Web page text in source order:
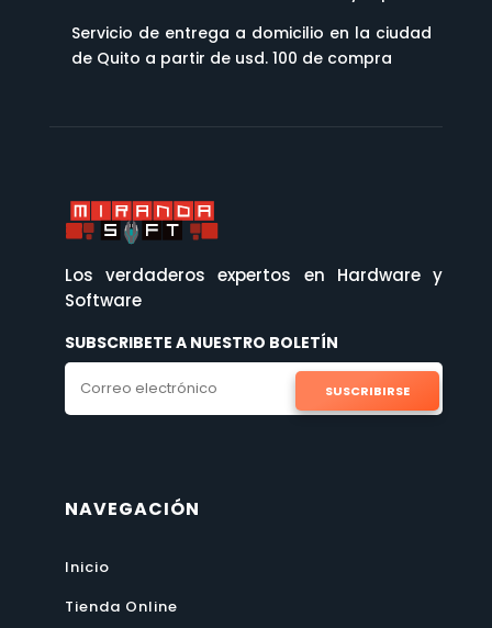
Servicio de entrega a domicilio en la ciudad
de Quito a partir de usd. 100 de compra
Los verdaderos expertos en Hardware y
Software
SUBSCRIBETE A NUESTRO BOLETÍN
SUSCRIBIRSE
NAVEGACIÓN
Inicio
Tienda Online